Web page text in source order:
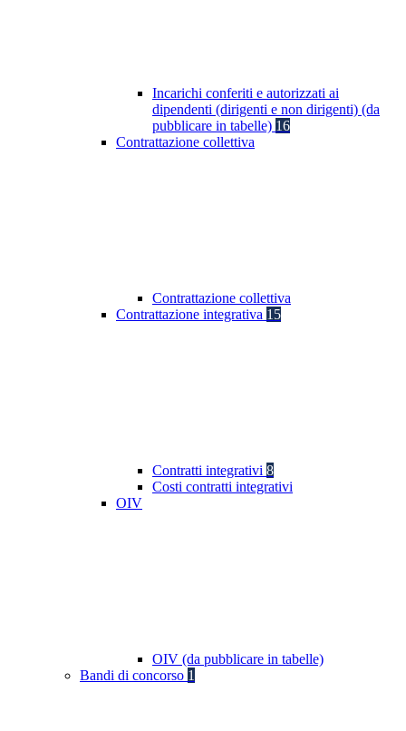
Incarichi conferiti e autorizzati ai
dipendenti (dirigenti e non dirigenti) (da
pubblicare in tabelle) 16
Contrattazione collettiva
Contrattazione collettiva
Contrattazione integrativa 15
Contratti integrativi 8
Costi contratti integrativi
OIV
OIV (da pubblicare in tabelle)
Bandi di concorso 1